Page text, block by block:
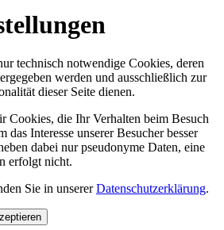
technisch notwendige Cookies, deren
werden und ausschließlich zur
dieser Seite dienen.
Cookies, die Ihr Verhalten beim Besuch
das Interesse unserer Besucher besser
dabei nur pseudonyme Daten, eine
erfolgt nicht.
Sie in unsererDatenschutzerklärung.